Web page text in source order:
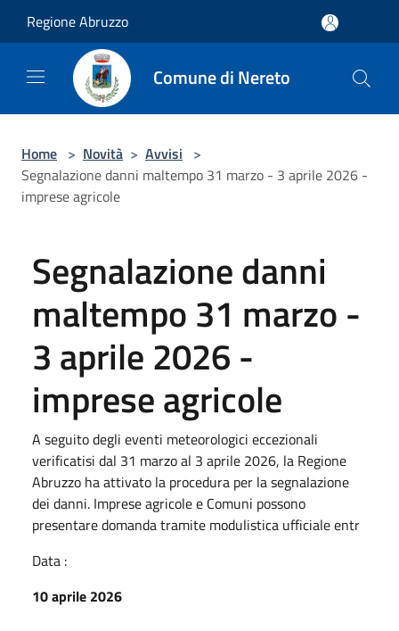
Regione Abruzzo
Comune di Nereto
Home > Novità > Avvisi >
Segnalazione danni maltempo 31 marzo - 3 aprile 2026 -
imprese agricole
Segnalazione danni
maltempo 31 marzo -
3 aprile 2026 -
imprese agricole
A seguito degli eventi meteorologici eccezionali
verificatisi dal 31 marzo al 3 aprile 2026, la Regione
Abruzzo ha attivato la procedura per la segnalazione
dei danni. Imprese agricole e Comuni possono
presentare domanda tramite modulistica ufficiale entr
Data :
10 aprile 2026